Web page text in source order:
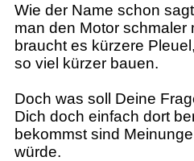
Wie der Name schon
man den Motor
braucht es kürzere
so viel kürzer bauen.
Doch was soll Deine
Dich doch einfach dort
bekommst sind
würde.